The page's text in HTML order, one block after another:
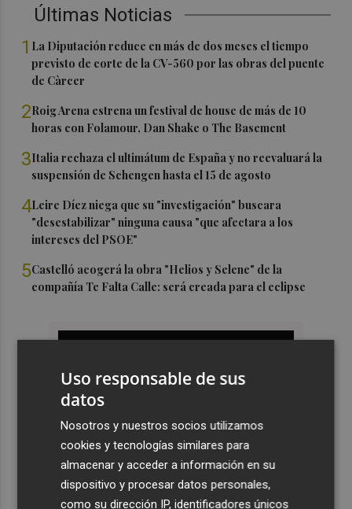
Últimas Noticias
1 La Diputación reduce en más de dos meses el tiempo
previsto de corte de la CV-560 por las obras del puente
de Càrcer
2Roig Arena estrena un festival de house de más de 10
horas con Folamour, Dan Shake o The Basement
3Italia rechaza el ultimátum de España y no reevaluará la
suspensión de Schengen hasta el 15 de agosto
4Leire Díez niega que su "investigación" buscara
"desestabilizar" ninguna causa "que afectara a los
intereses del PSOE"
5Castelló acogerá la obra "Helios y Selene" de la
compañía Te Falta Calle: será creada para el eclipse
Uso responsable de sus
datos
Nosotros y nuestros socios utilizamos
cookies y tecnologías similares para
almacenar y acceder a información en su
dispositivo y procesar datos personales,
como su dirección IP, identificadores únicos